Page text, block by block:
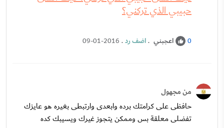
حبيبي الذي تركني؟
0 اعجبني .اضف رد.
09-01-2016
من مجهول
حافظى على كرامتك برده وابعدى وارتبطى بغيره هو عايزك
تفضلى معلقة بس وممكن يتجوز غيرك ويسيبك كده